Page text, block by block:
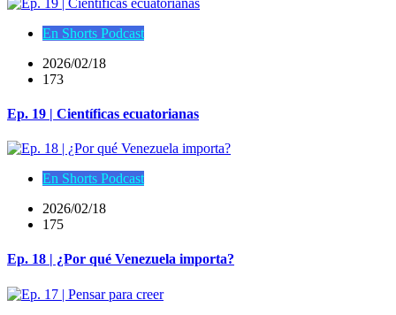
En Shorts Podcast
2026/02/18
173
Ep. 19 | Científicas ecuatorianas
En Shorts Podcast
2026/02/18
175
Ep. 18 | ¿Por qué Venezuela importa?